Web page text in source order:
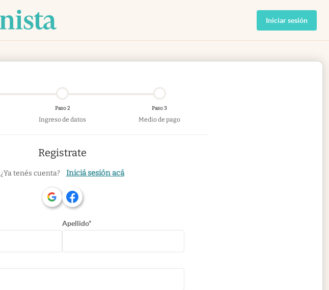
Iniciar sesión
Paso 2
Ingreso de datos
Paso 3
Medio de pago
Registrate
¿Ya tenés cuenta? Iniciá sesión acá
Apellido*